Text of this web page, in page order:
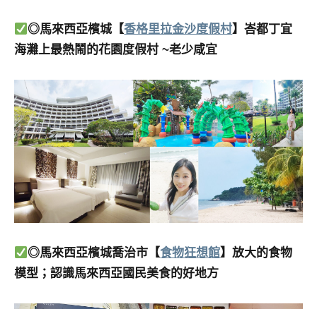
◎馬來西亞檳城【香格里拉金沙度假村】峇都丁宜
海灘上最熱鬧的花園度假村 ~老少咸宜
◎馬來西亞檳城喬治市【食物狂想館】放大的食物
模型；認識馬來西亞國民美食的好地方